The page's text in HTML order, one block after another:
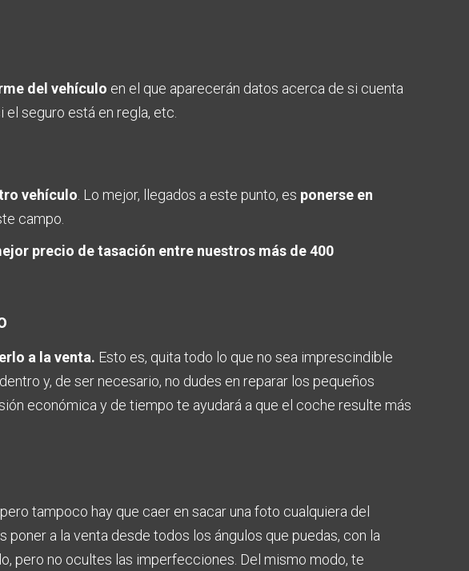
del vehículo en el que aparecerán datos acerca de si cuenta
el seguro está en regla, etc.
vehículo. Lo mejor, llegados a este punto, es ponerse en
campo.
precio de tasación entre nuestros más de 400
a la venta. Esto es, quita todo lo que no sea imprescindible
y, de ser necesario, no dudes en reparar los pequeños
económica y de tiempo te ayudará a que el coche resulte más
tampoco hay que caer en sacar una foto cualquiera del
a la venta desde todos los ángulos que puedas, con la
pero no ocultes las imperfecciones. Del mismo modo, te